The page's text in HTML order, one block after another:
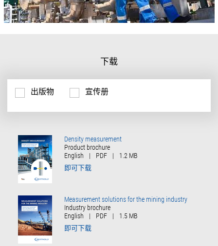
下载
出版物 宣传册
Density measurement
Product brochure
English
| PDF |
1.2 MB
即可下载
Measurement solutions for the mining industry
Industry brochure
English
| PDF |
1.5 MB
即可下载